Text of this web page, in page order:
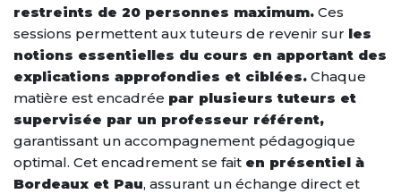
restreints de 20 personnes maximum. Ces
sessions permettent aux tuteurs de revenir sur les
notions essentielles du cours en apportant des
explications approfondies et ciblées. Chaque
matière est encadrée par plusieurs tuteurs et
supervisée par un professeur référent,
garantissant un accompagnement pédagogique
optimal. Cet encadrement se fait en présentiel à
Bordeaux et Pau, assurant un échange direct et